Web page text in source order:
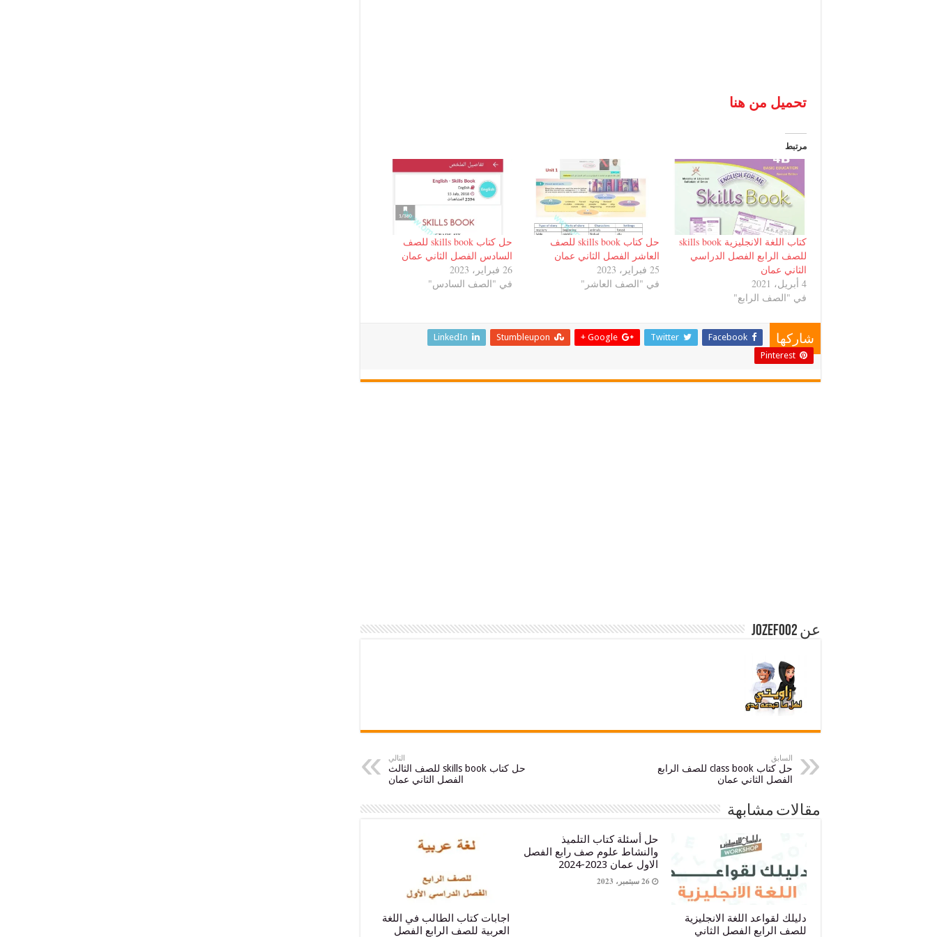
تحميل من هنا
مرتبط
كتاب اللغة الانجليزية skills book
للصف الرابع الفصل الدراسي
الثاني عمان
4 أبريل، 2021
في "الصف الرابع"
حل كتاب skills book للصف
العاشر الفصل الثاني عمان
25 فبراير، 2023
في "الصف العاشر"
حل كتاب skills book للصف
السادس الفصل الثاني عمان
26 فبراير، 2023
في "الصف السادس"
شاركها Facebook
Twitter
Google +
Stumbleupon
LinkedIn
Pinterest
عن jozef002
السابق
حل كتاب class book للصف الرابع
الفصل الثاني عمان
التالي
حل كتاب skills book للصف الثالث
الفصل الثاني عمان
مقالات مشابهة
دليلك لقواعد اللغة الانجليزية
للصف الرابع الفصل الثاني
حل أسئلة كتاب التلميذ
والنشاط علوم صف رابع الفصل
الاول عمان 2023-2024
26 سبتمبر، 2023
اجابات كتاب الطالب في اللغة
العربية للصف الرابع الفصل